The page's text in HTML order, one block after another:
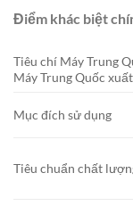
Điểm khác biệt
Tiêu chí Máy Trung
Máy Trung Quốc
Mục đích sử dụng
Tiêu chuẩn chất